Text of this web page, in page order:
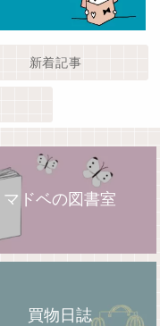
新着記事
マドベの図書室
買物日誌